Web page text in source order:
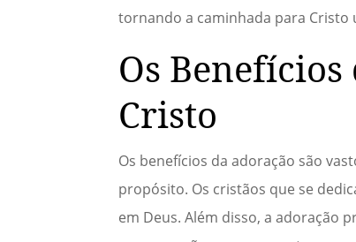
tornando a caminhada para Cristo
Os
Cristo
Os benefícios da adoração são
propósito. Os cristãos que se
em Deus. Além disso, a adoração